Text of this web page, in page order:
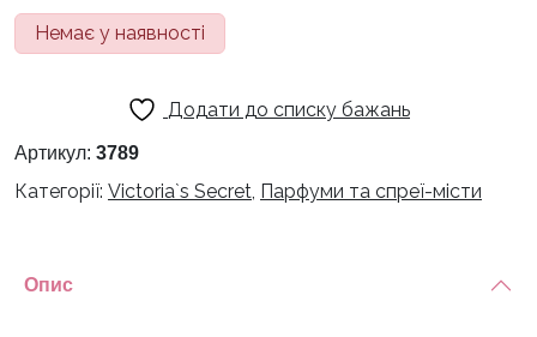
Немає у наявності
Додати до списку бажань
Артикул: 3789
Категорії: Victoria`s Secret, Парфуми та спреї-місти
Опис